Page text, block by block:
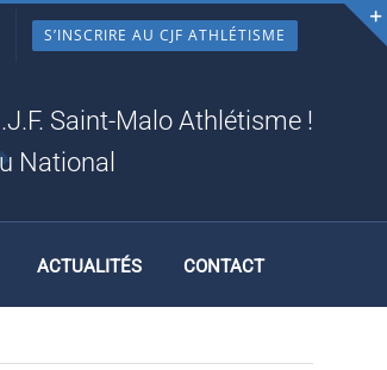
S’INSCRIRE AU CJF ATHLÉTISME
Saint-Malo Athlétisme !
National
ACTUALITÉS CONTACT